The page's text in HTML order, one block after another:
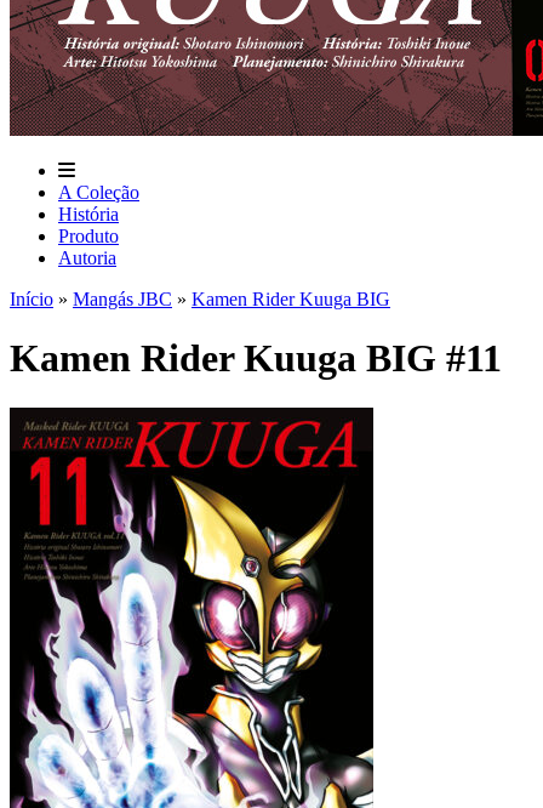
A Coleção
História
Produto
Autoria
Início » Mangás JBC » Kamen Rider Kuuga BIG
Kamen Rider Kuuga BIG #11